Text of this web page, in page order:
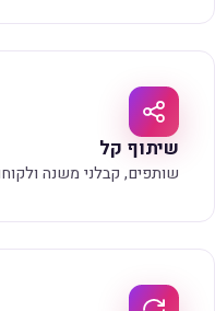
שיתוף קל
שותפים, קבלני משנה